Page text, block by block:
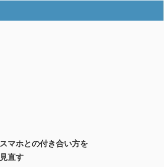
スマホとの付き合い方を
見直す